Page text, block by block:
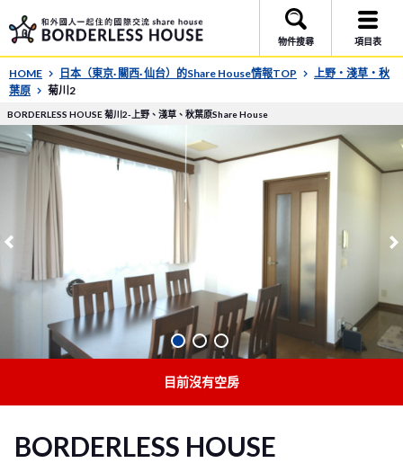
物件搜尋 項目表
HOME 日本（東京· 關西· 仙台）的Share House情報TOP
上野・淺草・秋
葉原
菊川2
BORDERLESS HOUSE 菊川2-上野、淺草、秋葉原Share House
目前沒有空房
BORDERLESS HOUSE